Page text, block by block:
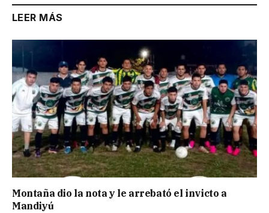
LEER MÁS
Montaña dio la nota y le arrebató el invicto a
Mandiyú